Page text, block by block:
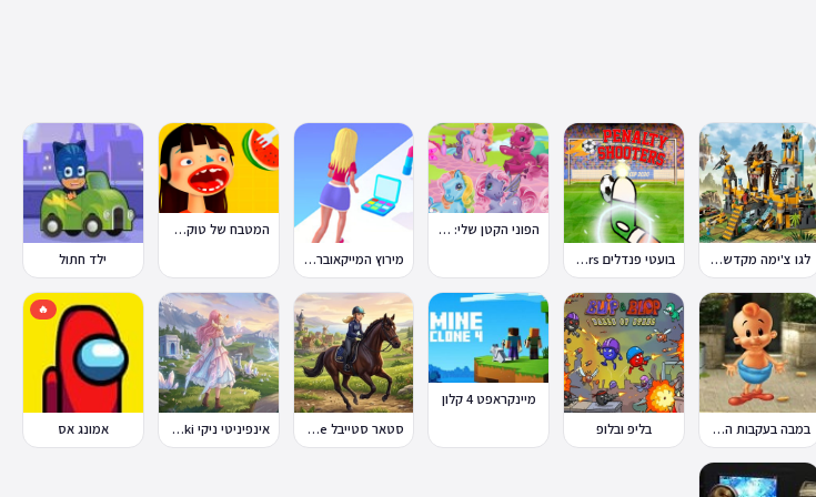
לגו צ'ימה מקדש האריות בועטי פנדלים Penalty Shooters
הפוני הקטן שלי: מסיבה בכפר
מירוץ המייקאובר Makeover Run
המטבח של טוקה בוקה
ילד חתול
במבה בעקבות החטיף החטוף 2
בליפ ובלופ
מיינקראפט 4 קלון
סטאר סטייבל Star Stable Online
אינפיניטי ניקי Infinity Nikki
🔥
אמונג אס